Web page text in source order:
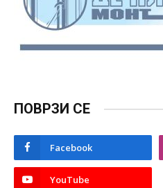
ПОВРЗИ СЕ
Facebook
YouTube